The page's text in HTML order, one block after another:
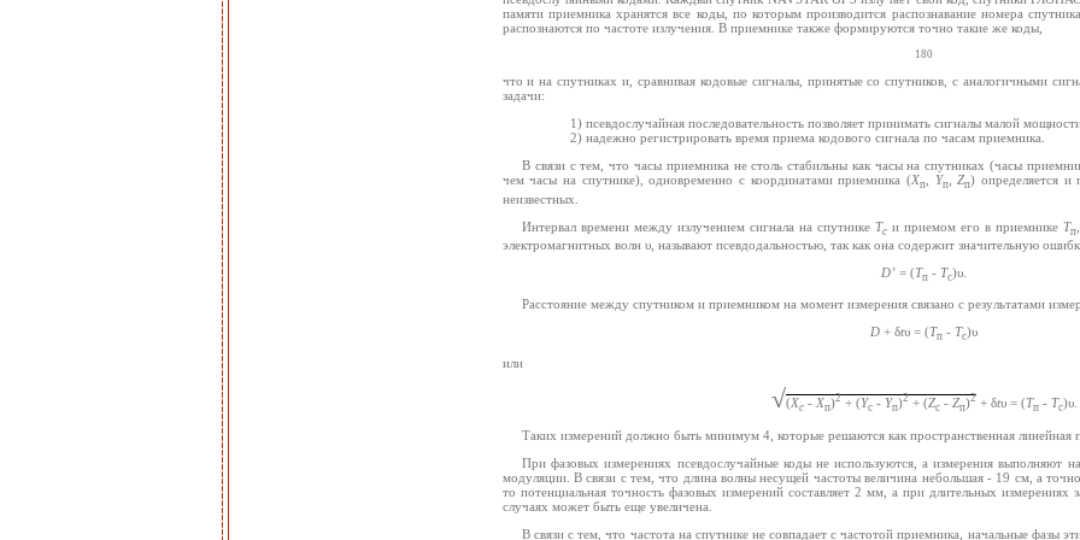
памяти приемника хранятся все коды, по которым производится распознавание номера
распознаются по частоте излучения. В приемнике также формируются точно такие же коды,
180
что и на спутниках и, сравнивая кодовые сигналы, принятые со спутников, с аналогичными
задачи:
1) псевдослучайная последовательность позволяет принимать сигналы малой
2) надежно регистрировать время приема кодового сигнала по часам приемника.
В связи с тем, что часы приемника не столь стабильны как часы на спутниках (часы
чем часы на спутнике), одновременно с координатами приемника (Хп, Yп,Zп) определяется и
неизвестных.
Интервал времени между излучением сигнала на спутнике Тси приемом его в приемнике Тп
электромагнитных волн υ, называют псевдодальностью, так как она содержит значительную
D’ = (Tп - Tс)υ.
Расстояние между спутником и приемником на момент измерения связано с результатами
D + δtυ = (Tп - Tс)υ
или
√(Xc- Xп)2 + (Yc- Yп)2 + (Zc- Zп)2 + δtυ = (Tп- Tс)υ.
Таких измерений должно быть минимум 4, которые решаются как пространственная линейная
При фазовых измерениях псевдослучайные коды не используются, а измерения выполняют
модуляции. В связи с тем, что длина волны несущей частоты величина небольшая - 19 см, а
то потенциальная точность фазовых измерений составляет 2 мм, а при длительных измерениях
случаях может быть еще увеличена.
В связи с тем, что частота на спутнике не совпадает с частотой приемника, начальные фазы